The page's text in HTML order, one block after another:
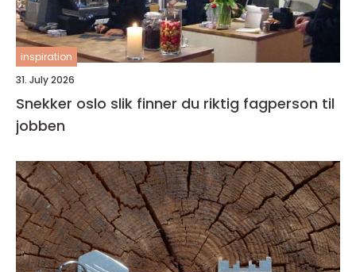
inspiration
31. July 2026
Snekker oslo slik finner du riktig fagperson til
jobben